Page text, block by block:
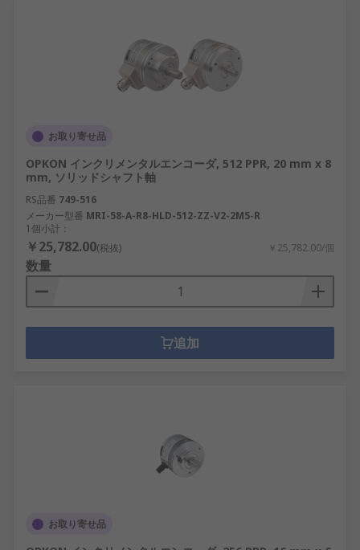
お取り寄せ品
OPKON インクリメンタルエンコーダ, 512 PPR, 20 mm x 8
mm, ソリッドシャフト軸
RS品番 749-516
メーカー型番 MRI-58-A-R8-HLD-512-ZZ-V2-2M5-R
1個小計：
￥25,782.00(税抜) ￥25,782.00/個
数量
追加
お取り寄せ品